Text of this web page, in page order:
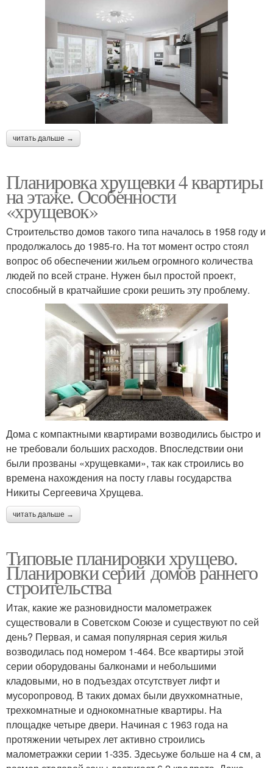
читать дальше →
Планировка хрущевки 4 квартиры
на этаже. Особенности
«хрущевок»
Строительство домов такого типа началось в 1958 году и
продолжалось до 1985-го. На тот момент остро стоял
вопрос об обеспечении жильем огромного количества
людей по всей стране. Нужен был простой проект,
способный в кратчайшие сроки решить эту проблему.
Дома с компактными квартирами возводились быстро и
не требовали больших расходов. Впоследствии они
были прозваны «хрущевками», так как строились во
времена нахождения на посту главы государства
Никиты Сергеевича Хрущева.
читать дальше →
Типовые планировки хрущево.
Планировки серий домов раннего
строительства
Итак, какие же разновидности малометражек
существовали в Советском Союзе и существуют по сей
день? Первая, и самая популярная серия жилья
возводилась под номером 1-464. Все квартиры этой
серии оборудованы балконами и небольшими
кладовыми, но в подъездах отсутствует лифт и
мусоропровод. В таких домах были двухкомнатные,
трехкомнатные и однокомнатные квартиры. На
площадке четыре двери. Начиная с 1963 года на
протяжении четырех лет активно строились
малометражки серии 1-335. Здесьуже больше на 4 см, а